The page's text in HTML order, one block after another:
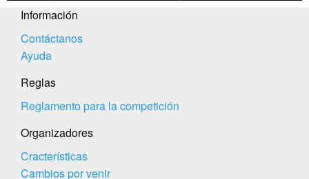
Información
Contáctanos
Ayuda
Reglas
Reglamento para la competición
Organizadores
Cracterísticas
Cambios por venir